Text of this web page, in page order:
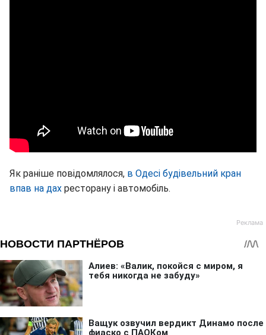
Як раніше повідомлялося, в Одесі будівельний кран
впав на дах ресторану і автомобіль.